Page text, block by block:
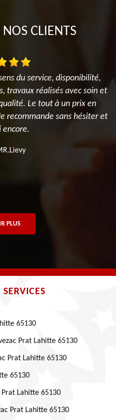
CLIENTS
du service, disponibilité,
travaux réalisés avec soin et
Le tout à un prix en
recommande sans hésiter et
encore.
PLUS
65130
Prat Lahitte 65130
Prat Lahitte 65130
65130
Lahitte 65130
Prat Lahitte 65130